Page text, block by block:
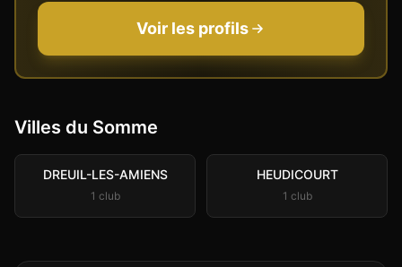
Voir les profils
Villes du Somme
DREUIL-LES-AMIENS
1 club
HEUDICOURT
1 club